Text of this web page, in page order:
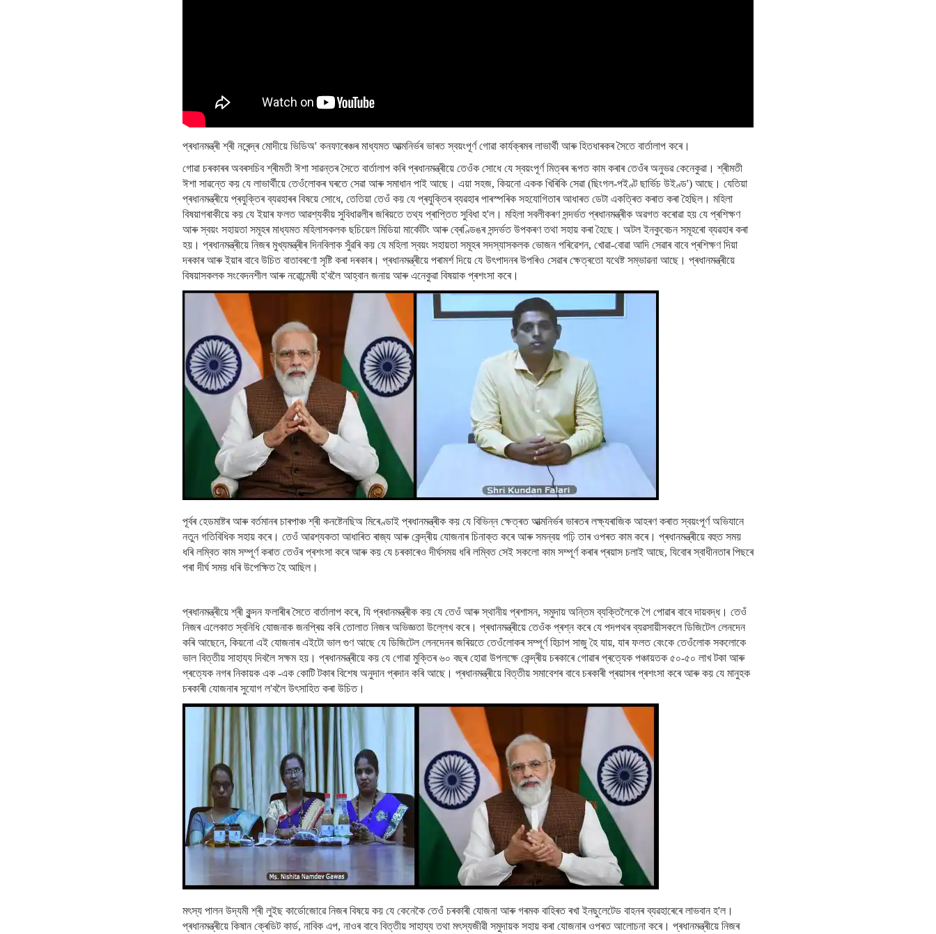
প্ৰধানমন্ত্ৰী শ্ৰী নৰেন্দ্ৰ মোদীয়ে ভিডিঅ' কনফাৰেঞ্চৰ মাধ্যমত আত্মনিৰ্ভৰ ভাৰত স্বয়ংপূৰ্ণ গোৱা কাৰ্যক্ৰমৰ লাভাৰ্থী আৰু হিতধাৰকৰ সৈতে বাৰ্তালাপ কৰে।
গোৱা চৰকাৰৰ অবৰসচিব শ্ৰীমতী ঈশা সাৱন্তৰ সৈতে বাৰ্তালাপ কৰি প্ৰধানমন্ত্ৰীয়ে তেওঁক সোধে যে স্বয়ংপূৰ্ণ মিত্ৰৰ ৰূপত কাম কৰাৰ তেওঁৰ অনুভৱ কেনেকুৱা। শ্ৰীমতী
ঈশা সাৱন্তে কয় যে লাভাৰ্থীয়ে তেওঁলোকৰ ঘৰতে সেৱা আৰু সমাধান পাই আছে। এয়া সহজ, কিয়নো একক খিৰিকি সেৱা (ছিংগল-পইণ্ট ছাৰ্ভিচ উইণ্ড') আছে। যেতিয়া
প্ৰধানমন্ত্ৰীয়ে প্ৰযুক্তিৰ ব্যৱহাৰৰ বিষয়ে সোধে, তেতিয়া তেওঁ কয় যে প্ৰযুক্তিৰ ব্যৱহাৰ পাৰস্পৰিক সহযোগিতাৰ আধাৰত ডেটা একত্ৰিত কৰাত কৰা হৈছিল। মহিলা
বিষয়াগৰাকীয়ে কয় যে ইয়াৰ ফলত আৱশ্যকীয় সুবিধাৱলীৰ জৰিয়তে তথ্য প্ৰাপ্তিত সুবিধা হ'ল। মহিলা সবলীকৰণ সন্দৰ্ভত প্ৰধানমন্ত্ৰীক অৱগত কৰোৱা হয় যে প্ৰশিক্ষণ
আৰু স্বয়ং সহায়তা সমূহৰ মাধ্যমত মহিলাসকলক ছচিয়েল মিডিয়া মাৰ্কেটিং আৰু ব্ৰেণ্ডিঙৰ সন্দৰ্ভত উপকৰণ তথা সহায় কৰা হৈছে। অটল ইনকুবেচন সমূহৰো ব্যৱহাৰ কৰা
হয়। প্ৰধানমন্ত্ৰীয়ে নিজৰ মুখ্যমন্ত্ৰীৰ দিনবিলাক সুঁৱৰি কয় যে মহিলা স্বয়ং সহায়তা সমূহৰ সদস্যাসকলক ভোজন পৰিৱেশন, খোৱা-বোৱা আদি সেৱাৰ বাবে প্ৰশিক্ষণ দিয়া
দৰকাৰ আৰু ইয়াৰ বাবে উচিত বাতাবৰণো সৃষ্টি কৰা দৰকাৰ। প্ৰধানমন্ত্ৰীয়ে পৰামৰ্শ দিয়ে যে উৎপাদনৰ উপৰিও সেৱাৰ ক্ষেত্ৰতো যথেষ্ট সম্ভাৱনা আছে। প্ৰধানমন্ত্ৰীয়ে
বিষয়াসকলক সংবেদনশীল আৰু নৱোন্মেষী হ'বলৈ আহ্বান জনায় আৰু এনেকুৱা বিষয়াক প্ৰশংসা কৰে।
পূৰ্বৰ হেডমাষ্টৰ আৰু বৰ্তমানৰ চাৰপাঞ্চ শ্ৰী কনষ্টেনছিঅ মিৰেণ্ডাই প্ৰধানমন্ত্ৰীক কয় যে বিভিন্ন ক্ষেত্ৰত আত্মনিৰ্ভৰ ভাৰতৰ লক্ষ্যৰাজিক আহৰণ কৰাত স্বয়ংপূৰ্ণ অভিযানে
নতুন গতিবিধিক সহায় কৰে। তেওঁ আৱশ্যকতা আধাৰিত ৰাজ্য আৰু কেন্দ্ৰীয় যোজনাৰ চিনাক্ত কৰে আৰু সমন্বয় গঢ়ি তাৰ ওপৰত কাম কৰে। প্ৰধানমন্ত্ৰীয়ে বহুত সময়
ধৰি লম্বিত কাম সম্পূৰ্ণ কৰাত তেওঁৰ প্ৰশংসা কৰে আৰু কয় যে চৰকাৰেও দীৰ্ঘসময় ধৰি লম্বিত সেই সকলো কাম সম্পূৰ্ণ কৰাৰ প্ৰয়াস চলাই আছে, যিবোৰ স্বাধীনতাৰ পিছৰে
পৰা দীৰ্ঘ সময় ধৰি উপেক্ষিত হৈ আছিল।
প্ৰধানমন্ত্ৰীয়ে শ্ৰী কুন্দন ফলাৰীৰ সৈতে বাৰ্তালাপ কৰে, যি প্ৰধানমন্ত্ৰীক কয় যে তেওঁ আৰু স্থানীয় প্ৰশাসন, সমুদায় অন্তিম ব্যক্তিলৈকে গৈ পোৱাৰ বাবে দায়বদ্ধ। তেওঁ
নিজৰ এলেকাত স্বনিধি যোজনাক জনপ্ৰিয় কৰি তোলাত নিজৰ অভিজ্ঞতা উল্লেখ কৰে। প্ৰধানমন্ত্ৰীয়ে তেওঁক প্ৰশ্ন কৰে যে পদপথৰ ব্যৱসায়ীসকলে ডিজিটেল লেনদেন
কৰি আছেনে, কিয়নো এই যোজনাৰ এইটো ভাল গুণ আছে যে ডিজিটেল লেনদেনৰ জৰিয়তে তেওঁলোকৰ সম্পূৰ্ণ হিচাপ সাজু হৈ যায়, যাৰ ফলত বেংকে তেওঁলোক সকলোকে
ভাল বিত্তীয় সাহায্য দিবলৈ সক্ষম হয়। প্ৰধানমন্ত্ৰীয়ে কয় যে গোৱা মুক্তিৰ ৬০ বছৰ হোৱা উপলক্ষে কেন্দ্ৰীয় চৰকাৰে গোৱাৰ প্ৰত্যেক পঞ্চায়তক ৫০-৫০ লাখ টকা আৰু
প্ৰত্যেক নগৰ নিকায়ক এক -এক কোটি টকাৰ বিশেষ অনুদান প্ৰদান কৰি আছে। প্ৰধানমন্ত্ৰীয়ে বিত্তীয় সমাবেশৰ বাবে চৰকাৰী প্ৰয়াসৰ প্ৰশংসা কৰে আৰু কয় যে মানুহক
চৰকাৰী যোজনাৰ সুযোগ ল'বলৈ উৎসাহিত কৰা উচিত।
মৎস্য পালন উদ্যমী শ্ৰী লুইছ কাৰ্ডোজোৱে নিজৰ বিষয়ে কয় যে কেনেকৈ তেওঁ চৰকাৰী যোজনা আৰু গৰমক বাহিৰত ৰখা ইনছুলেটেড বাহনৰ ব্যৱহাৰেৰে লাভবান হ'ল।
প্ৰধানমন্ত্ৰীয়ে কিষান ক্ৰেডিট কাৰ্ড, নাবিক এপ, নাওৰ বাবে বিত্তীয় সাহায্য তথা মৎস্যজীৱী সমুদায়ক সহায় কৰা যোজনাৰ ওপৰত আলোচনা কৰে। প্ৰধানমন্ত্ৰীয়ে নিজৰ